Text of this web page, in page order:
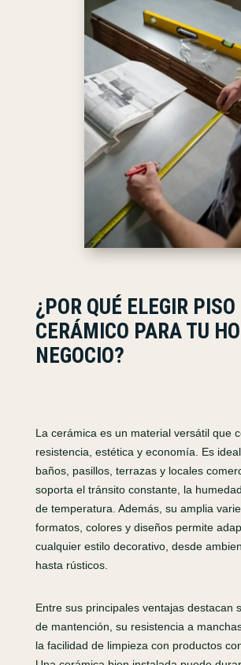
¿POR QUÉ ELEGIR PISO
CERÁMICO PARA TU
NEGOCIO?
La cerámica es un material versátil que
resistencia, estética y economía. Es
baños, pasillos, terrazas y locales
soporta el tránsito constante, la
de temperatura. Además, su amplia
formatos, colores y diseños permite
cualquier estilo decorativo, desde
hasta rústicos.
Entre sus principales ventajas destacan
de mantención, su resistencia a
la facilidad de limpieza con productos